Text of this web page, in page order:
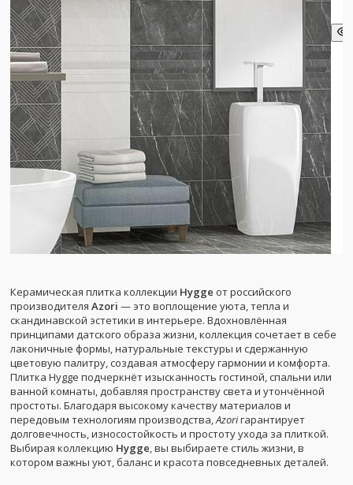
Керамическая плитка коллекции Hygge от российского
производителя Azori — это воплощение уюта, тепла и
скандинавской эстетики в интерьере. Вдохновлённая
принципами датского образа жизни, коллекция сочетает в себе
лаконичные формы, натуральные текстуры и сдержанную
цветовую палитру, создавая атмосферу гармонии и комфорта.
Плитка Hygge подчеркнёт изысканность гостиной, спальни или
ванной комнаты, добавляя пространству света и утончённой
простоты. Благодаря высокому качеству материалов и
передовым технологиям производства, Azoriгарантирует
долговечность, износостойкость и простоту ухода за плиткой.
Выбирая коллекцию Hygge , вы выбираете стиль жизни, в
котором важны уют, баланс и красота повседневных деталей.